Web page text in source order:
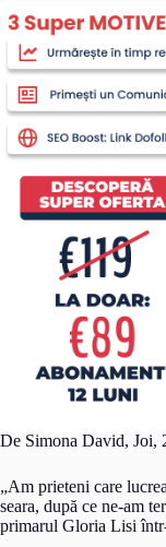
De Simona David, Joi,
„Am prieteni care
seara, după ce ne-am
primarul Gloria Lisi